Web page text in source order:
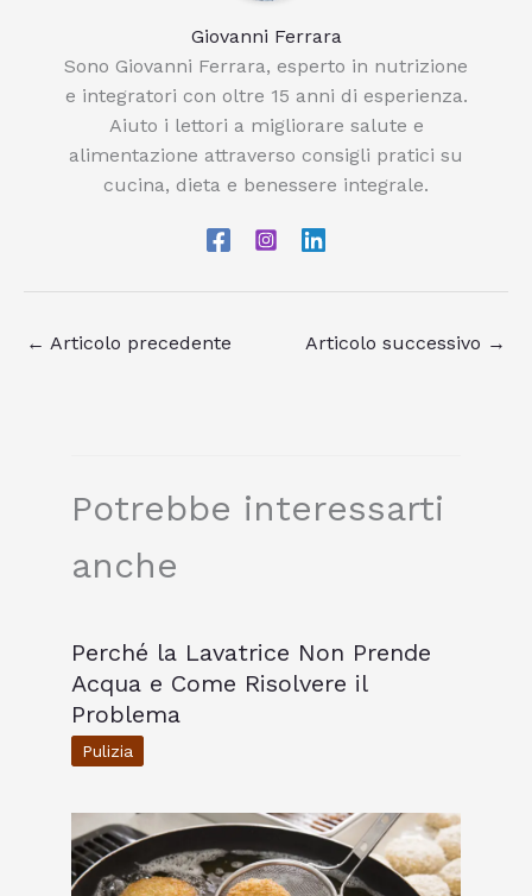
Giovanni Ferrara
Sono Giovanni Ferrara, esperto in nutrizione
e integratori con oltre 15 anni di esperienza.
Aiuto i lettori a migliorare salute e
alimentazione attraverso consigli pratici su
cucina, dieta e benessere integrale.
← Articolo precedente Articolo successivo →
Potrebbe interessarti
anche
Perché la Lavatrice Non Prende
Acqua e Come Risolvere il
Problema
Pulizia